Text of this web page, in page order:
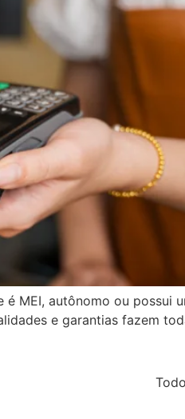
é MEI, autônomo ou possui
e garantias fazem